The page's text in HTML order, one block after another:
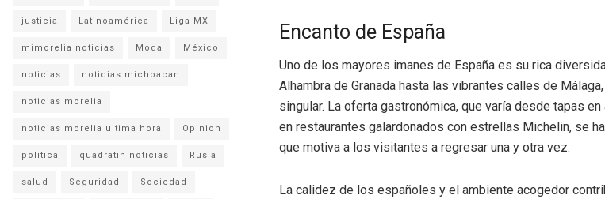
Encanto de España
Uno de los mayores imanes de España es su rica
Alhambra de Granada hasta las vibrantes calles de
singular. La oferta gastronómica, que varía desde tapas
en restaurantes galardonados con estrellas Michelin, se
que motiva a los visitantes a regresar una y otra vez.
La calidez de los españoles y el ambiente acogedor
justicia Latinoamérica Liga MX
mimorelia noticias Moda México
noticias noticias michoacan
noticias morelia
noticias morelia ultima hora Opinion
politica quadratin noticias Rusia
salud Seguridad Sociedad